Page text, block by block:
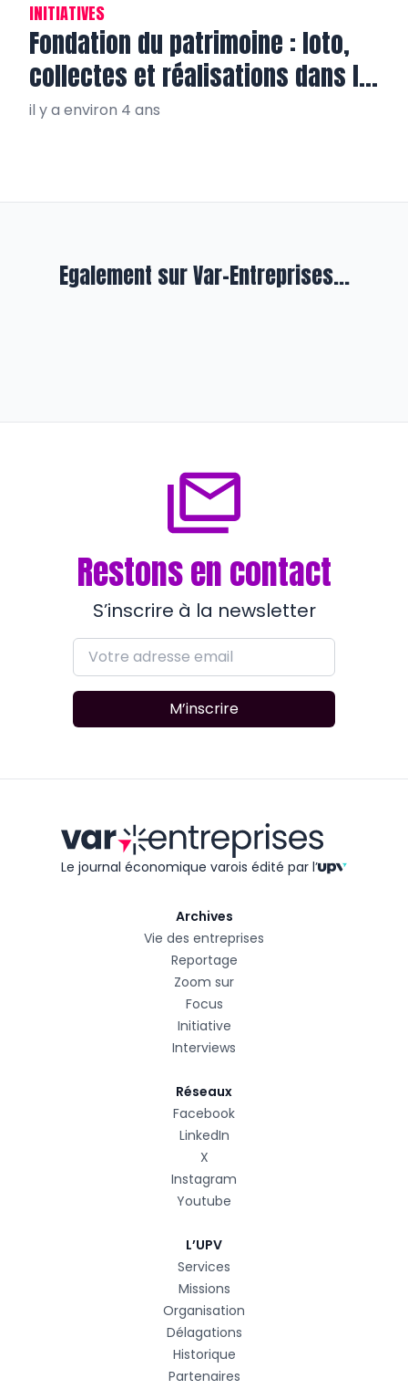
INITIATIVES
Fondation du patrimoine : loto,
collectes et réalisations dans le
Var!
il y a environ 4 ans
Egalement sur Var-Entreprises...
Restons en contact
S’inscrire à la newsletter
M’inscrire
Le journal économique varois édité par l’
Archives
Vie des entreprises
Reportage
Zoom sur
Focus
Initiative
Interviews
Réseaux
Facebook
LinkedIn
X
Instagram
Youtube
L’UPV
Services
Missions
Organisation
Délagations
Historique
Partenaires